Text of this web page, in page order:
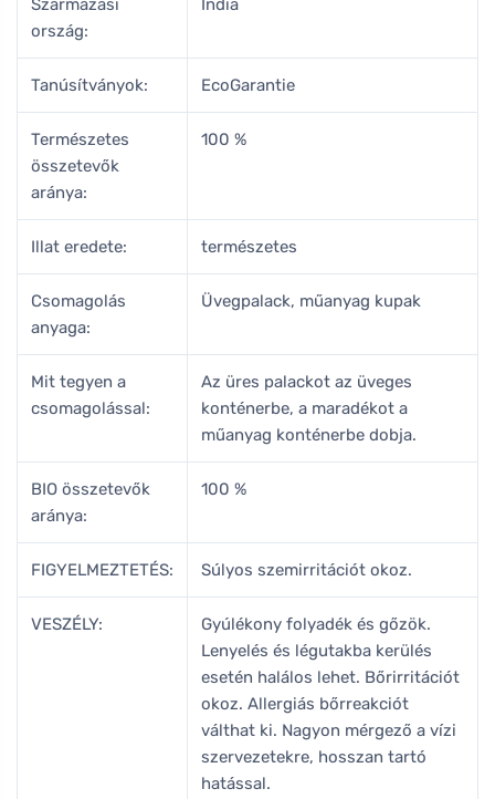
Származási
ország:
India
Tanúsítványok: EcoGarantie
Természetes
összetevők
aránya:
100 %
Illat eredete: természetes
Csomagolás
anyaga:
Üvegpalack, műanyag kupak
Mit tegyen a
csomagolással:
Az üres palackot az üveges
konténerbe, a maradékot a
műanyag konténerbe dobja.
BIO összetevők
aránya:
100 %
FIGYELMEZTETÉS: Súlyos szemirritációt okoz.
VESZÉLY:
Gyúlékony folyadék és gőzök.
Lenyelés és légutakba kerülés
esetén halálos lehet. Bőrirritációt
okoz. Allergiás bőrreakciót
válthat ki. Nagyon mérgező a vízi
szervezetekre, hosszan tartó
hatással.